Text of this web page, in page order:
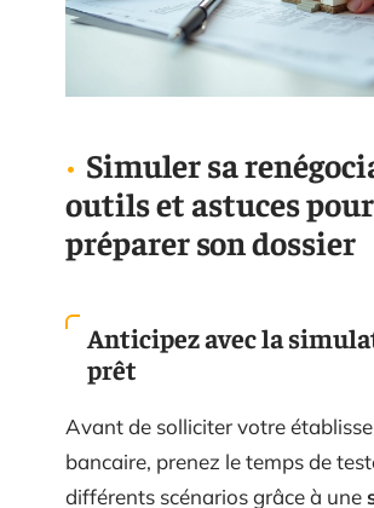
Simuler sa
outils et astuces
préparer son dossier
Anticipez avec la
prêt
Avant de solliciter votre
bancaire, prenez le temps de
différents scénarios grâce à une